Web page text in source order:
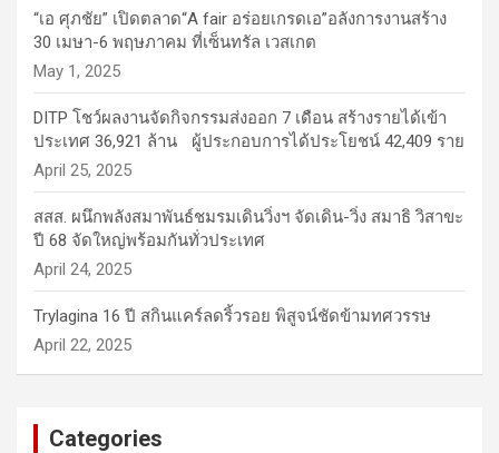
“เอ ศุภชัย” เปิดตลาด“A fair อร่อยเกรดเอ”อลังการงานสร้าง
30 เมษา-6 พฤษภาคม ที่เซ็นทรัล เวสเกต
May 1, 2025
DITP โชว์ผลงานจัดกิจกรรมส่งออก 7 เดือน สร้างรายได้เข้า
ประเทศ 36,921 ล้าน ผู้ประกอบการได้ประโยชน์ 42,409 ราย
April 25, 2025
สสส. ผนึกพลังสมาพันธ์ชมรมเดินวิ่งฯ จัดเดิน-วิ่ง สมาธิ วิสาขะ
ปี 68 จัดใหญ่พร้อมกันทั่วประเทศ
April 24, 2025
Trylagina 16 ปี สกินแคร์ลดริ้วรอย พิสูจน์ชัดข้ามทศวรรษ
April 22, 2025
Categories